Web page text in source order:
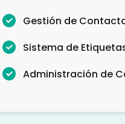
Gestión de
Sistema de
Administración de